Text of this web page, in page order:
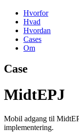
Hvorfor
Hvad
Hvordan
Cases
Om
Case
MidtEPJ
Mobil adgang til
implementering.